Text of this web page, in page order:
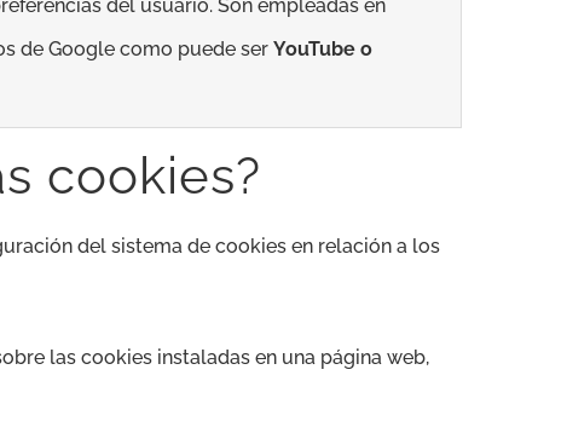
del usuario. Son empleadas en
de Google como puede ser YouTube o
cookies?
del sistema de cookies en relación a los
las cookies instaladas en una página web,